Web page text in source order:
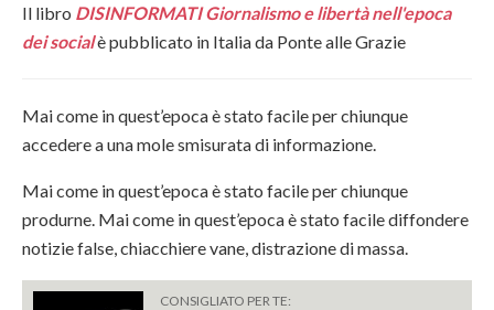
Il libro DISINFORMATI Giornalismo e libertà nell'epoca
dei socialè pubblicato in Italia da Ponte alle Grazie
Mai come in quest’epoca è stato facile per chiunque
accedere a una mole smisurata di informazione.
Mai come in quest’epoca è stato facile per chiunque
produrne. Mai come in quest’epoca è stato facile diffondere
notizie false, chiacchiere vane, distrazione di massa.
CONSIGLIATO PER TE: